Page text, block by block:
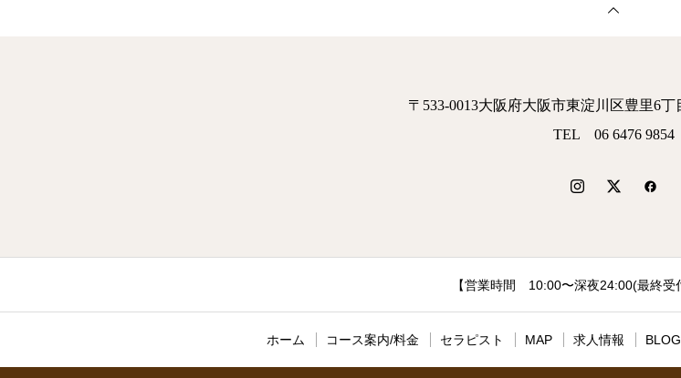
〒533-0013大阪府大阪市東淀川区豊里6
TEL 06 6476 9854
【営業時間 10:00〜深夜24:00(最終受
ホーム コース案内/料金 セラピスト MAP 求人情報 BLOG